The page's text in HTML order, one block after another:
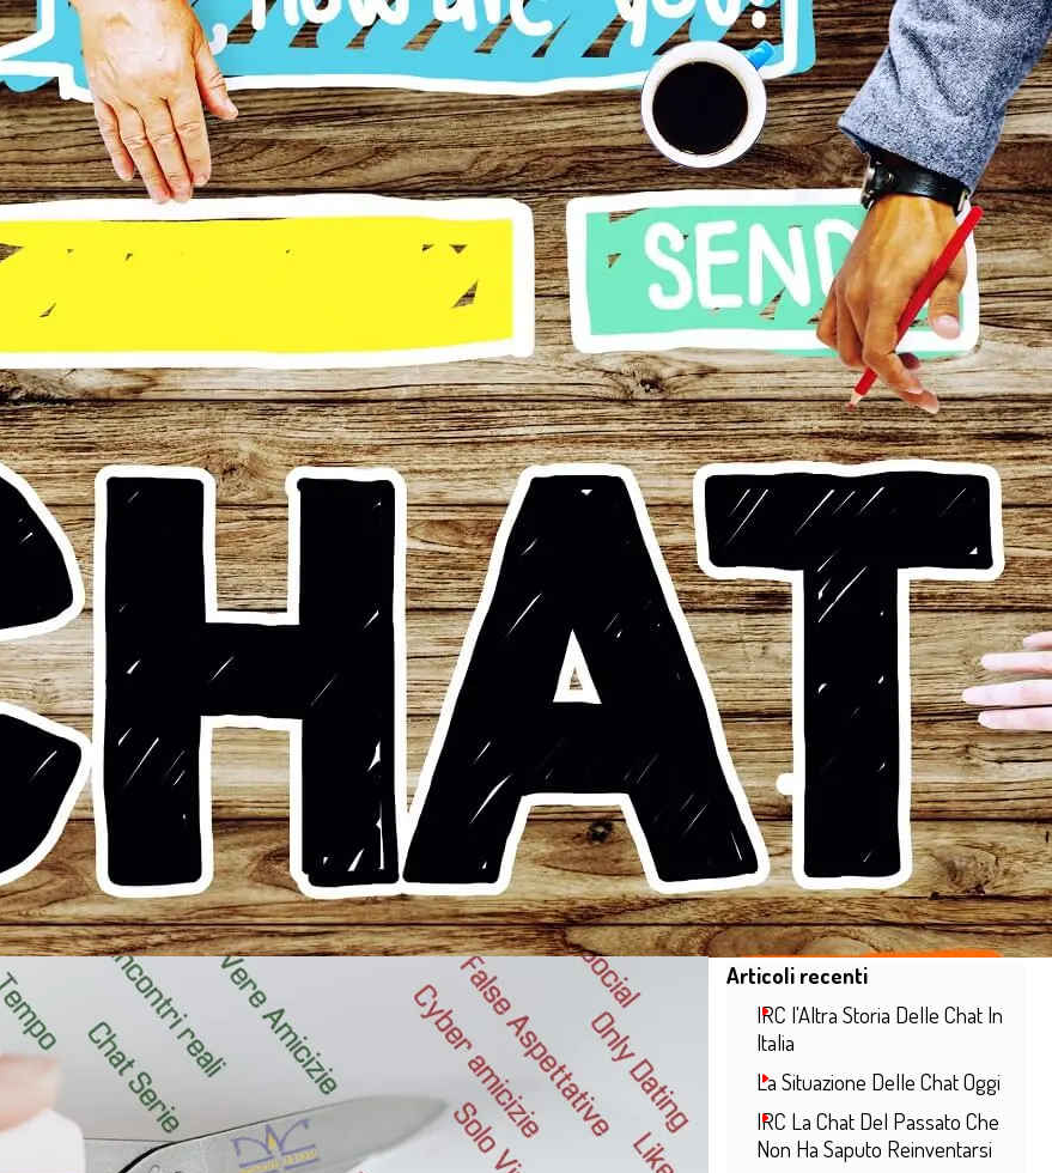
Salta blocco Articoli recenti
Articoli recenti
IRC l'Altra Storia Delle Chat In
Italia
La Situazione Delle Chat Oggi
IRC La Chat Del Passato Che
Non Ha Saputo Reinventarsi